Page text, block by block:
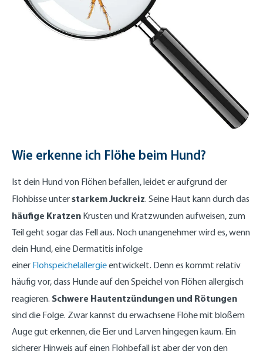
Wie erkenne ich Flöhe beim Hund?
Ist dein Hund von Flöhen befallen, leidet er aufgrund der
Flohbisse unterstarkem Juckreiz. Seine Haut kann durch das
häufige Kratzen Krusten und Kratzwunden aufweisen, zum
Teil geht sogar das Fell aus. Noch unangenehmer wird es, wenn
dein Hund, eine Dermatitis infolge
einer Flohspeichelallergieentwickelt. Denn es kommt relativ
häufig vor, dass Hunde auf den Speichel von Flöhen allergisch
reagieren. Schwere Hautentzündungen und Rötungen
sind die Folge. Zwar kannst du erwachsene Flöhe mit bloßem
Auge gut erkennen, die Eier und Larven hingegen kaum. Ein
sicherer Hinweis auf einen Flohbefall ist aber der von den